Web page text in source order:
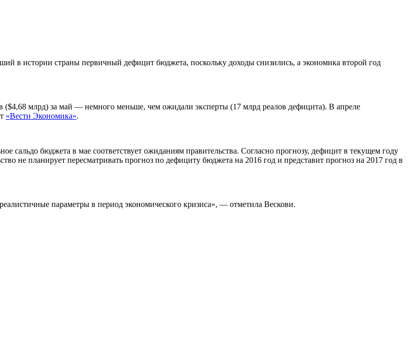
в истории страны первичный дефицит бюджета, поскольку доходы снизились, а экономика второй год
млрд) за май — немного меньше, чем ожидали эксперты (17 млрд реалов дефицита). В апреле
«Вести Экономика».
сальдо бюджета в мае соответствует ожиданиям правительства. Согласно прогнозу, дефицит в текущем году
не планирует пересматривать прогноз по дефициту бюджета на 2016 год и представит прогноз на 2017 год в
параметры в период экономического кризиса», — отметила Вескови.